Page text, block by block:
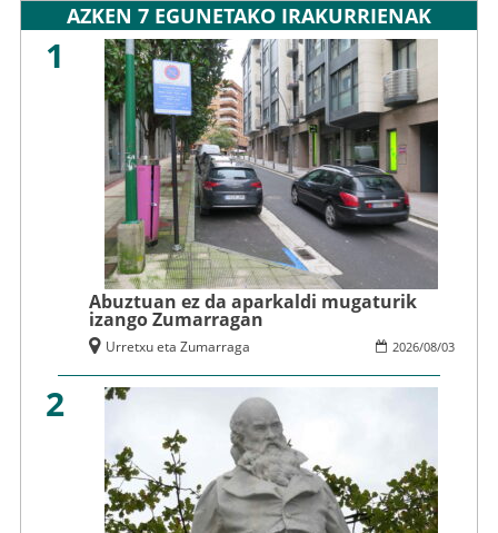
AZKEN 7 EGUNETAKO IRAKURRIENAK
1
Abuztuan ez da aparkaldi mugaturik
izango Zumarragan
2026/08/03
Urretxu eta Zumarraga
2